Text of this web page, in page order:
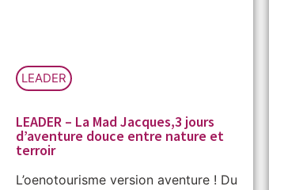
LEADER
LEADER – La Mad Jacques,3 jours
d’aventure douce entre nature et
terroir
L’oenotourisme version aventure ! Du